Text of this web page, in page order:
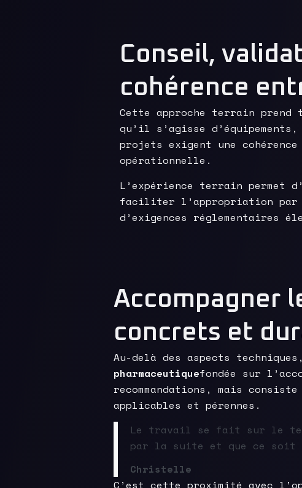
Conseil,
cohérence
Cette approche terrain
qu’il s’agisse
projets exigent une
opérationnelle.
L’expérience terrain
faciliter l’appropriation par
d’exigences réglementaires
Accompagner
concrets et
Au-delà des aspects
pharmaceutiquefondée sur
recommandations, mais
applicables et pérennes.
Le travail se fait sur le
par la suite et que ce soit
Christelle